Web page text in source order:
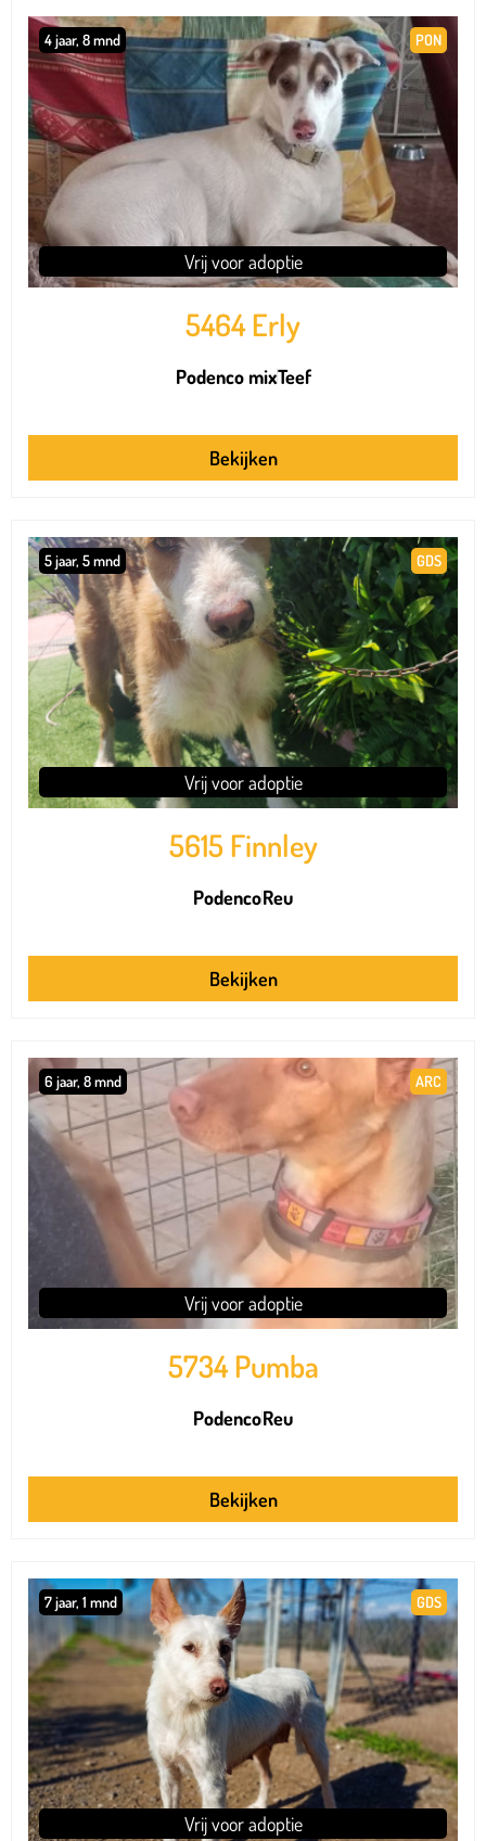
PON
4 jaar, 8 mnd
Vrij voor adoptie
5464 Erly
Podenco mixTeef
Bekijken
GDS
5 jaar, 5 mnd
Vrij voor adoptie
5615 Finnley
PodencoReu
Bekijken
ARC
6 jaar, 8 mnd
Vrij voor adoptie
5734 Pumba
PodencoReu
Bekijken
GDS
7 jaar, 1 mnd
Vrij voor adoptie